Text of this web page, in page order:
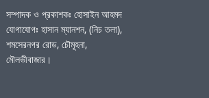
সম্পাদক ও প্রকাশকঃ হোসাইন আহমদ
যোগাযোগঃ হাসান ম্যানশন, (নিচ তলা),
শমসেরনগর রোড, চৌমূহনা,
মৌলভীবাজার।